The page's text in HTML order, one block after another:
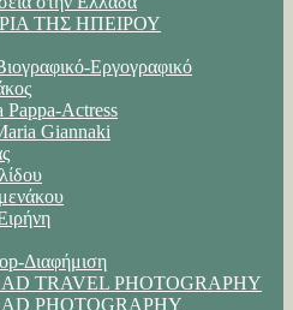
ΤΗΣ ΗΠΕΙΡΟΥ
Εργογραφικό
Αctress
Giannaki
Διαφήμιση
TRAVEL PHOTOGRAPHY
PHOTOGRAPHY